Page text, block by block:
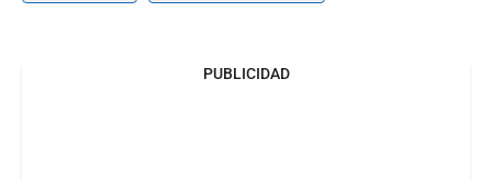
PUBLICIDAD